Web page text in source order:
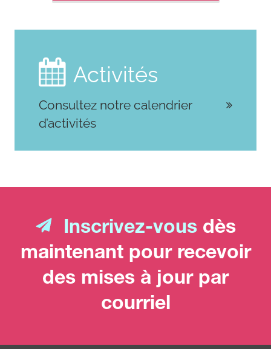
 Activités
Consultez notre calendrier
d’activités
Inscrivez-vous dès
maintenant pour recevoir
des mises à jour par
courriel